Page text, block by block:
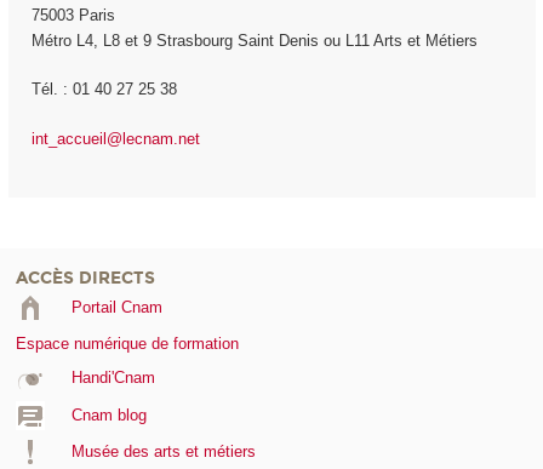
75003 Paris
Métro L4, L8 et 9 Strasbourg Saint Denis ou L11 Arts et Métiers
Tél. : 01 40 27 25 38
int_accueil@lecnam.net
ACCÈS DIRECTS
Portail Cnam
Espace numérique de formation
Handi'Cnam
Cnam blog
Musée des arts et métiers